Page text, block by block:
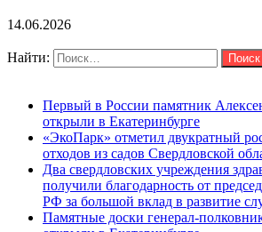
14.06.2026
Найти:
Первый в России памятник
открыли в Екатеринбурге
«ЭкоПарк» отметил двукратный
отходов из садов Свердловской
Два свердловских учреждения
получили благодарность от
РФ за большой вклад в развитие
Памятные доски генерал-